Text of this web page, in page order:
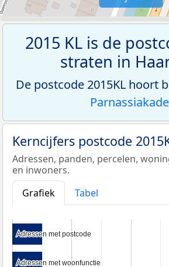
2015 KL is de
straten in
De postcode 2015KL hoort
Parnassiakade
Kerncijfers postcode
Adressen, panden, percelen,
en inwoners.
Grafiek
Tabel
Adressen met postcode
Adressen met postcode
Adressen met woonfunctie
Adressen met woonfunctie